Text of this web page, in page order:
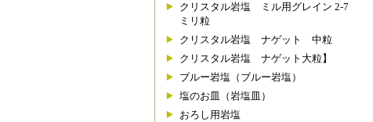
クリスタル岩塩 ミル用グレイン 2-7
ミリ粒
クリスタル岩塩 ナゲット 中粒
クリスタル岩塩 ナゲット大粒】
ブルー岩塩（ブルー岩塩）
塩のお皿（岩塩皿）
おろし用岩塩